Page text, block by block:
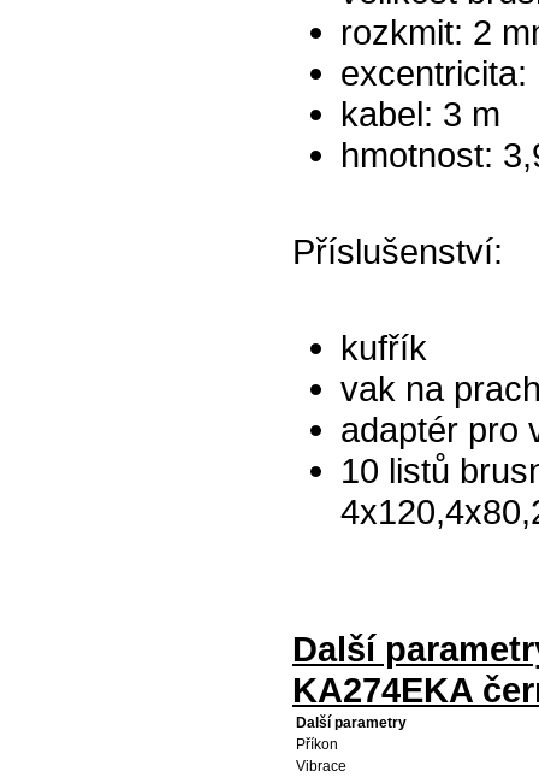
rozkmit: 2
excentricita:
kabel: 3 m
hmotnost:
Příslušenství:
kufřík
vak na
adaptér pro
10 listů
Další
KA274EKA
Další parametry
Příkon
Vibrace